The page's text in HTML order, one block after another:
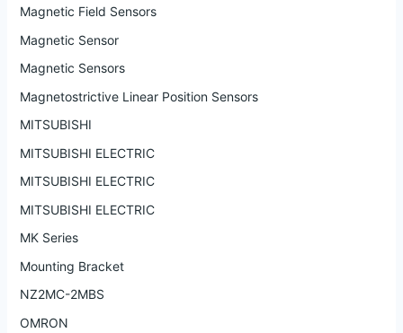
Magnetic Field Sensors
Magnetic Sensor
Magnetic Sensors
Magnetostrictive Linear Position Sensors
MITSUBISHI
MITSUBISHI ELECTRIC
MITSUBISHI ELECTRIC
MITSUBISHI ELECTRIC
MK Series
Mounting Bracket
NZ2MC-2MBS
OMRON